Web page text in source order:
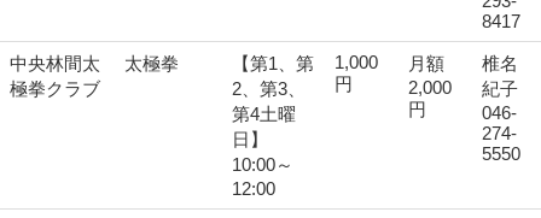
8417
中央林間太
極拳クラブ
太極拳
【第1、第
2、第3、
第4土曜
日】
10:00～
12:00
1,000
円
月額
2,000
円
椎名
紀子
046-
274-
5550